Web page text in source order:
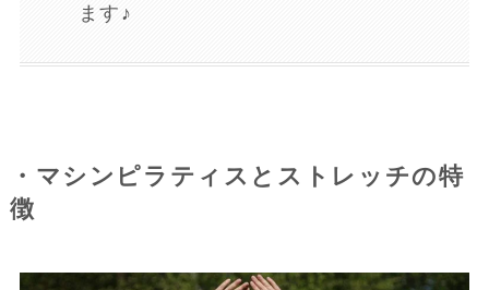
ます♪
・マシンピラティスとストレッチの特
徴